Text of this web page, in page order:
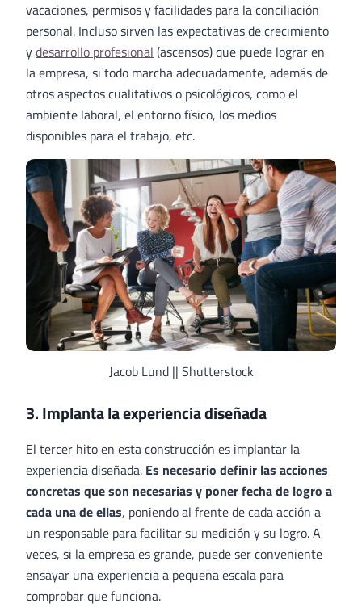
vacaciones, permisos y facilidades para la conciliación
personal. Incluso sirven las expectativas de crecimiento
ydesarrollo profesional (ascensos) que puede lograr en
la empresa, si todo marcha adecuadamente, además de
otros aspectos cualitativos o psicológicos, como el
ambiente laboral, el entorno físico, los medios
disponibles para el trabajo, etc.
Jacob Lund || Shutterstock
3. Implanta la experiencia diseñada
El tercer hito en esta construcción es implantar la
experiencia diseñada. Es necesario definir las acciones
concretas que son necesarias y poner fecha de logro a
cada una de ellas, poniendo al frente de cada acción a
un responsable para facilitar su medición y su logro. A
veces, si la empresa es grande, puede ser conveniente
ensayar una experiencia a pequeña escala para
comprobar que funciona.